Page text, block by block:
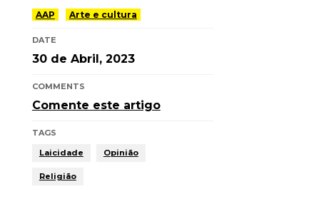
AAP Arte e cultura
DATE
30 de Abril, 2023
COMMENTS
Comente este artigo
TAGS
Laicidade
Opinião
Religião